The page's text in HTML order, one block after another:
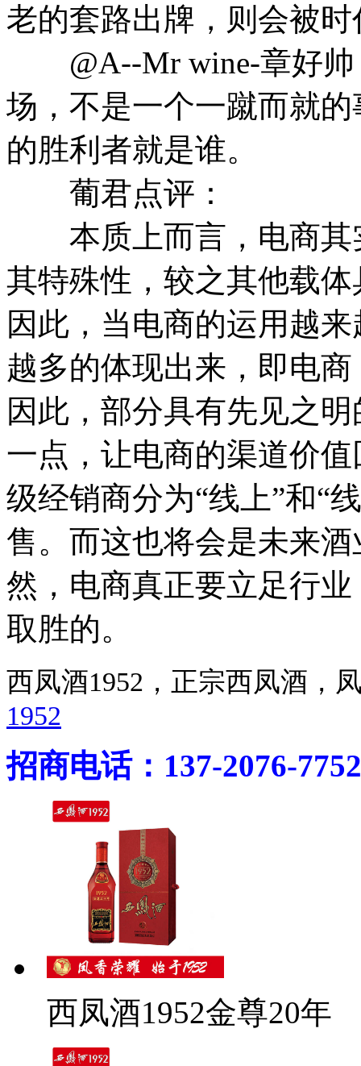
老的套路出牌，则会被
@A--Mr wine-章好帅
场，不是一个一蹴而就
的胜利者就是谁。
葡君点评：
本质上而言，电商其
其特殊性，较之其他载
因此，当电商的运用越
越多的体现出来，即电
因此，部分具有先见之
一点，让电商的渠道价
级经销商分为“线上”和“
售。而这也将会是未来
然，电商真正要立足行
取胜的。
西凤酒1952，正宗西凤酒
1952
招商电话：137-2076-7752
西凤酒1952金尊20年